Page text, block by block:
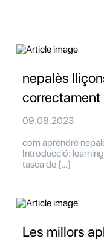
nepalès
correctament
09.08.2023
com aprendre
Introducció:
tasca de […]
Les millors